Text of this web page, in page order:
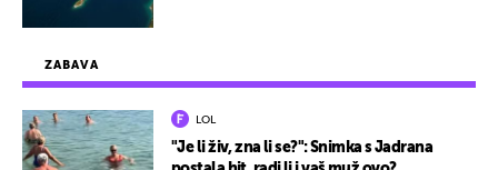
ZABAVA
LOL
"Je li živ, zna li se?": Snimka s Jadrana